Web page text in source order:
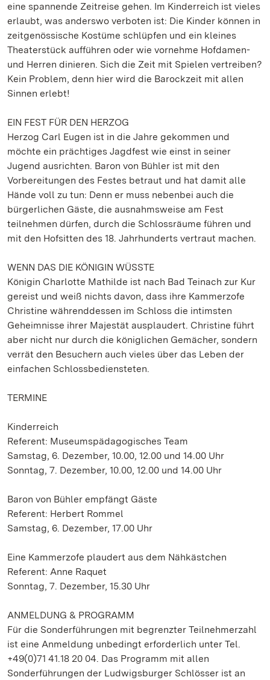
eine spannende Zeitreise gehen. Im Kinderreich ist vieles
erlaubt, was anderswo verboten ist: Die Kinder können in
zeitgenössische Kostüme schlüpfen und ein kleines
Theaterstück aufführen oder wie vornehme Hofdamen-
und Herren dinieren. Sich die Zeit mit Spielen vertreiben?
Kein Problem, denn hier wird die Barockzeit mit allen
Sinnen erlebt!
EIN FEST FÜR DEN HERZOG
Herzog Carl Eugen ist in die Jahre gekommen und
möchte ein prächtiges Jagdfest wie einst in seiner
Jugend ausrichten. Baron von Bühler ist mit den
Vorbereitungen des Festes betraut und hat damit alle
Hände voll zu tun: Denn er muss nebenbei auch die
bürgerlichen Gäste, die ausnahmsweise am Fest
teilnehmen dürfen, durch die Schlossräume führen und
mit den Hofsitten des 18. Jahrhunderts vertraut machen.
WENN DAS DIE KÖNIGIN WÜSSTE
Königin Charlotte Mathilde ist nach Bad Teinach zur Kur
gereist und weiß nichts davon, dass ihre Kammerzofe
Christine währenddessen im Schloss die intimsten
Geheimnisse ihrer Majestät ausplaudert. Christine führt
aber nicht nur durch die königlichen Gemächer, sondern
verrät den Besuchern auch vieles über das Leben der
einfachen Schlossbediensteten.
TERMINE
Kinderreich
Referent: Museumspädagogisches Team
Samstag, 6. Dezember, 10.00, 12.00 und 14.00 Uhr
Sonntag, 7. Dezember, 10.00, 12.00 und 14.00 Uhr
Baron von Bühler empfängt Gäste
Referent: Herbert Rommel
Samstag, 6. Dezember, 17.00 Uhr
Eine Kammerzofe plaudert aus dem Nähkästchen
Referent: Anne Raquet
Sonntag, 7. Dezember, 15.30 Uhr
ANMELDUNG & PROGRAMM
Für die Sonderführungen mit begrenzter Teilnehmerzahl
ist eine Anmeldung unbedingt erforderlich unter Tel.
+49(0)71 41.18 20 04. Das Programm mit allen
Sonderführungen der Ludwigsburger Schlösser ist an